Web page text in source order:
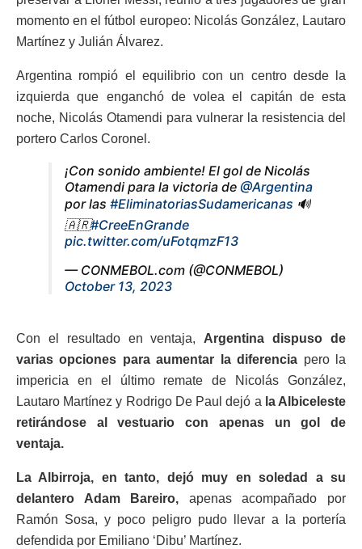
momento en el fútbol europeo: Nicolás González, Lautaro
Martínez y Julián Álvarez.
Argentina rompió el equilibrio con un centro desde la
izquierda que enganchó de volea el capitán de esta
noche, Nicolás Otamendi para vulnerar la resistencia del
portero Carlos Coronel.
¡Con sonido ambiente! El gol de Nicolás
Otamendi para la victoria de @Argentina
por las #EliminatoriasSudamericanas 🔊
🇦🇷#CreeEnGrande
pic.twitter.com/uFotqmzF13
— CONMEBOL.com (@CONMEBOL)
October 13, 2023
Con el resultado en ventaja, Argentina dispuso de
varias opciones para aumentar la diferencia pero la
impericia en el último remate de Nicolás González,
Lautaro Martínez y Rodrigo De Paul dejó a la Albiceleste
retirándose al vestuario con apenas un gol de
ventaja.
La Albirroja, en tanto, dejó muy en soledad a su
delantero Adam Bareiro, apenas acompañado por
Ramón Sosa, y poco peligro pudo llevar a la portería
defendida por Emiliano ‘Dibu’ Martínez.